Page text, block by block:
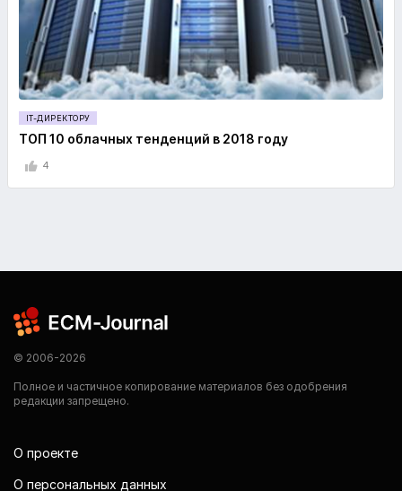
IT-ДИРЕКТОРУ
ТОП 10 облачных тенденций в 2018 году
4
© 2006-2026
Полное и частичное копирование материалов без одобрения
редакции запрещено.
О проекте
О персональных данных